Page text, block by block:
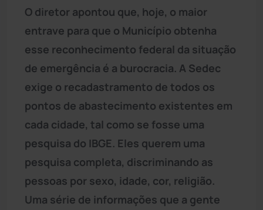
O diretor apontou que, hoje, o maior
entrave para que o Município obtenha
esse reconhecimento federal da situação
de emergência é a burocracia. A Sedec
exige o recadastramento de todos os
pontos de abastecimento existentes em
cada cidade, tal como se fosse uma
pesquisa do IBGE. Eles querem uma
pesquisa completa, discriminando as
pessoas por sexo, idade, cor, religião.
Uma série de informações que a gente